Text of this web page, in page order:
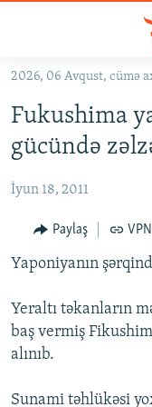
Əsas
qayıt
Əsas
naviqasiyaya
qayıt
KORRUPSIOMETR
#ƏSLINDƏ
FƏRQƏ BAX
QANUNI DOĞRU
MULTIMEDIA
VIDEO
FOTOQALEREYA
RADIO ARXIV
OXU ZALI
HAQQIMIZDA
2026, 06 Avqust, cümə
Fukushima
gücündə
İyun 18, 2011
Paylaş
Yaponiyanın
Yeraltı təkanların
baş vermiş
alınıb.
Sunami təhlükəsi